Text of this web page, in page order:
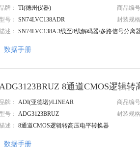
)
牌： TI(德州仪器) 商品编号
号： SN74LVC138ADR 封装规格
述： SN74LVC138A 3线至8线解码器/多路信号分离
数据手册
8通道CMOS逻辑转
牌： ADI(亚德诺)/LINEAR
商品编号
号： ADG3123BRUZ 封装规格
述： 8通道CMOS逻辑转高压电平转换器
数据手册